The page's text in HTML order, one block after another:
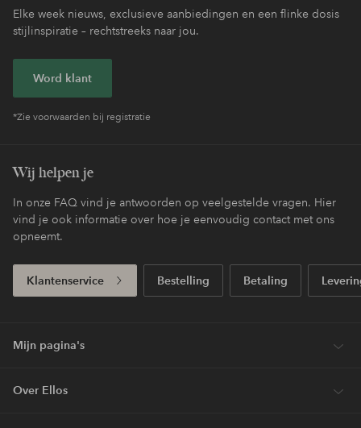
Elke week nieuws, exclusieve aanbiedingen en een flinke dosis
stijlinspiratie – rechtstreeks naar jou.
Word klant
*Zie voorwaarden bij registratie
Wij helpen je
In onze FAQ vind je antwoorden op veelgestelde vragen. Hier
vind je ook informatie over hoe je eenvoudig contact met ons
opneemt.
Klantenservice Bestelling Betaling
Mijn pagina's
Over Ellos